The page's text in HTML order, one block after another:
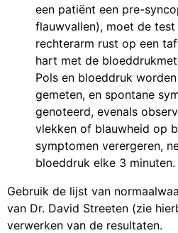
een patiënt een pre-
flauwvallen), moet de
rechterarm rust op een
hart met de
Pols en bloeddruk
gemeten, en spontane
genoteerd, evenals
vlekken of blauwheid op
symptomen verergeren,
bloeddruk elke 3 minuten.
Gebruik de lijst van
van Dr. David Streeten (zie
verwerken van de resultaten.